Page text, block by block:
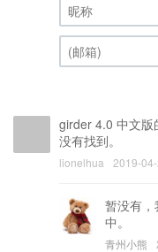
昵称 (必填)
girder 4.0 中文版
没有找到。
lionelhua 2019-
暂没有
中。
青州小熊